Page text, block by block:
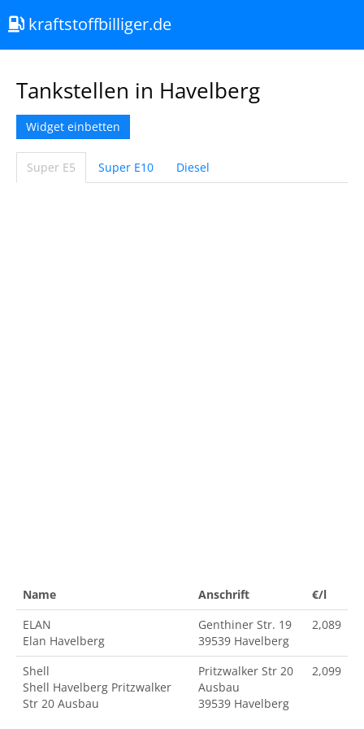
kraftstoffbilliger.de
Tankstellen in Havelberg
Widget einbetten
Super E5 Super E10 Diesel
Name Anschrift
€/l
ELAN
Elan Havelberg
Genthiner Str. 19
39539 Havelberg
2,089
Shell
Shell Havelberg Pritzwalker
Str 20 Ausbau
Pritzwalker Str 20
Ausbau
39539 Havelberg
2,099